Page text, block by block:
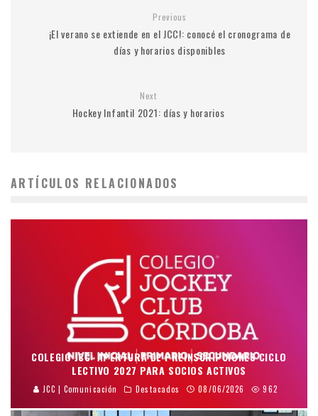
Previous
¡El verano se extiende en el JCC!: conocé el cronograma de
días y horarios disponibles
Next
Hockey Infantil 2021: días y horarios
ARTÍCULOS RELACIONADOS
COLEGIO JCC: APERTURA DE PREINSCRIPCIONES CICLO
LECTIVO 2027 PARA SOCIOS ACTIVOS
JCC | Comunicación Destacados 08/06/2026 962